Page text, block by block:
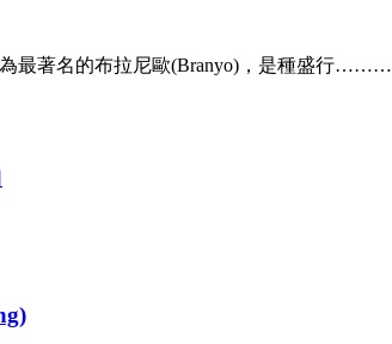
最著名的布拉尼歐(Branyo)，是種盛行………